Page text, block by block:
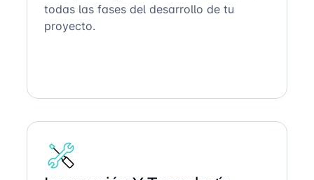
todas las fases del desarrollo de tu
proyecto.